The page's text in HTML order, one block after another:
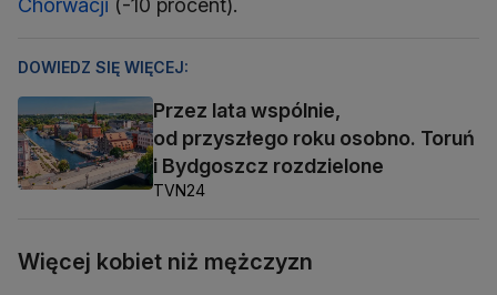
Chorwacji (-10 procent).
DOWIEDZ SIĘ WIĘCEJ:
Przez lata wspólnie,
od przyszłego roku osobno. Toruń
i Bydgoszcz rozdzielone
TVN24
Więcej kobiet niż mężczyzn